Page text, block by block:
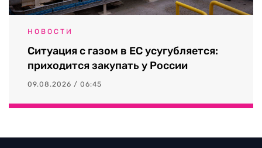
НОВОСТИ
Ситуация с газом в ЕС усугубляется:
приходится закупать у России
09.08.2026 / 06:45